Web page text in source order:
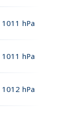
1011 hPa
1011 hPa
1012 hPa